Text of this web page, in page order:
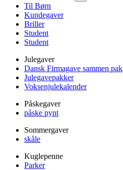
Til Børn
Kundegaver
Briller
Student
Student
Julegaver
Dansk Firmagave sammen pak
Julegavepakker
Voksenjulekalender
Påskegaver
påske pynt
Sommergaver
skåle
Kuglepenne
Parker